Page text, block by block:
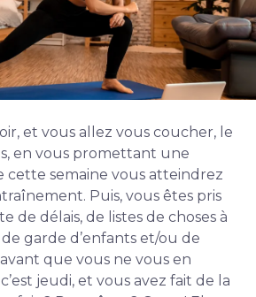
et vous allez vous coucher, le
en vous promettant une
cette semaine vous atteindrez
Puis, vous êtes pris
de délais, de listes de choses à
garde d’enfants et/ou de
que vous ne vous en
jeudi, et vous avez fait de la